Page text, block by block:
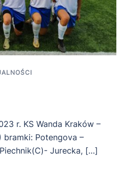
r. KS Wanda Kraków –
bramki: Potengova –
Jurecka, […]